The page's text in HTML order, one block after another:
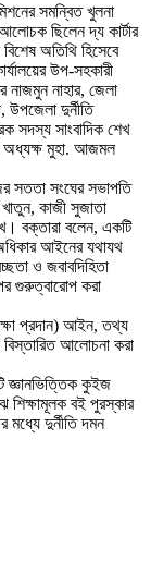
সমন্বিত খুলনা
ছিলেন দ্য কার্টার
বিশেষ অতিথি হিসেবে
উপ-সহকারী
নাজমুন নাহার, জেলা
উপজেলা দুর্নীতি
সদস্য সাংবাদিক শেখ
অধ্যক্ষ মুহা. আজমল
সততা সংঘের সভাপতি
কাজী সুজাতা
বক্তারা বলেন, একটি
আইনের যথাযথ
ও জবাবদিহিতা
গুরুত্বারোপ করা
প্রদান) আইন, তথ্য
আলোচনা করা
জ্ঞানভিত্তিক কুইজ
শিক্ষামূলক বই পুরস্কার
মধ্যে দুর্নীতি দমন